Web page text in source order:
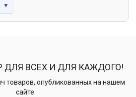
▼
ВСЕХ И ДЛЯ КАЖДОГО!
товаров, опубликованных на нашем
сайте